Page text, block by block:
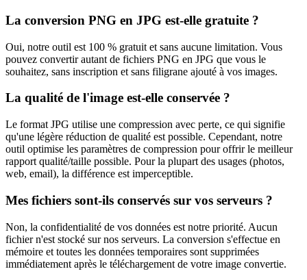
La conversion PNG en JPG est-elle gratuite ?
Oui, notre outil est 100 % gratuit et sans aucune limitation. Vous
pouvez convertir autant de fichiers PNG en JPG que vous le
souhaitez, sans inscription et sans filigrane ajouté à vos images.
La qualité de l'image est-elle conservée ?
Le format JPG utilise une compression avec perte, ce qui signifie
qu'une légère réduction de qualité est possible. Cependant, notre
outil optimise les paramètres de compression pour offrir le meilleur
rapport qualité/taille possible. Pour la plupart des usages (photos,
web, email), la différence est imperceptible.
Mes fichiers sont-ils conservés sur vos serveurs ?
Non, la confidentialité de vos données est notre priorité. Aucun
fichier n'est stocké sur nos serveurs. La conversion s'effectue en
mémoire et toutes les données temporaires sont supprimées
immédiatement après le téléchargement de votre image convertie.